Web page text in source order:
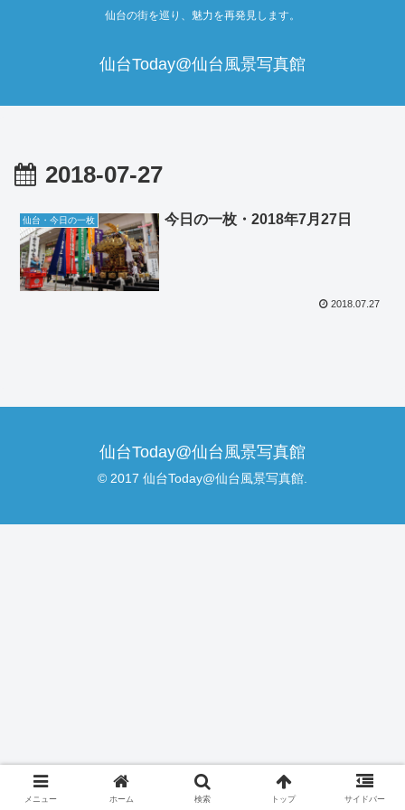
仙台の街を巡り、魅力を再発見します。
仙台Today@仙台風景写真館
2018-07-27
仙台・今日の一枚 今日の一枚・2018年7月27日
2018.07.27
仙台Today@仙台風景写真館
© 2017 仙台Today@仙台風景写真館.
メニュー ホーム 検索 トップ サイドバー